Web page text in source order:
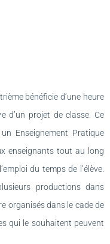
bénéficie d’une heure
d’un projet de classe. Ce
Enseignement Pratique
enseignants tout au long
du temps de l’élève.
productions dans
organisés dans le cade de
qui le souhaitent peuvent